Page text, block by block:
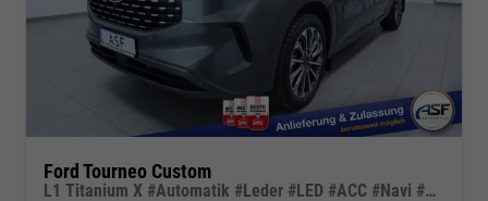
Ford Tourneo Custom
L1 Titanium X #Automatik #Leder #LED #ACC #Navi #SHZ